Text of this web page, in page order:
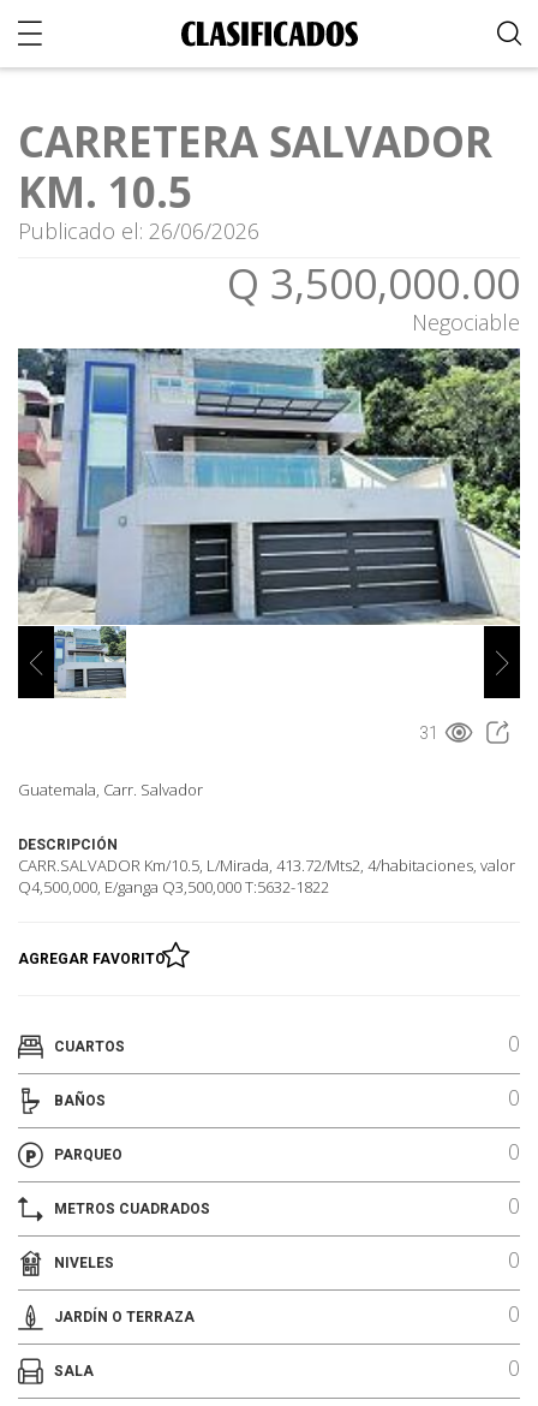
CARRETERA SALVADOR
KM. 10.5
Publicado el: 26/06/2026
Q 3,500,000.00
Negociable
31
Guatemala, Carr. Salvador
DESCRIPCIÓN
CARR.SALVADOR Km/10.5, L/Mirada, 413.72/Mts2, 4/habitaciones, valor
Q4,500,000, E/ganga Q3,500,000 T:5632-1822
AGREGAR FAVORITO
CUARTOS 0
BAÑOS 0
PARQUEO 0
METROS CUADRADOS 0
NIVELES 0
JARDÍN O TERRAZA 0
SALA 0